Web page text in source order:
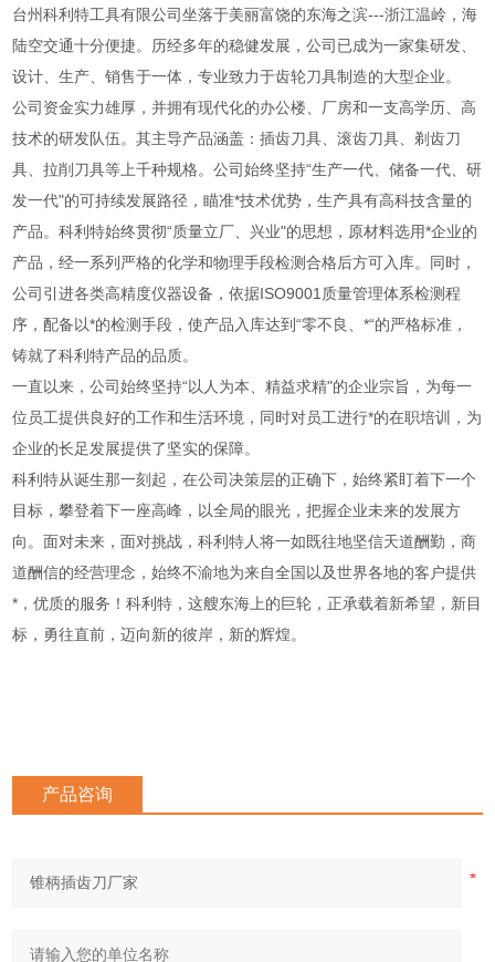
台州科利特工具有限公司坐落于美丽富饶的东海之滨---浙江温岭，海
陆空交通十分便捷。历经多年的稳健发展，公司已成为一家集研发、
设计、生产、销售于一体，专业致力于齿轮刀具制造的大型企业。
公司资金实力雄厚，并拥有现代化的办公楼、厂房和一支高学历、高
技术的研发队伍。其主导产品涵盖：插齿刀具、滚齿刀具、剃齿刀
具、拉削刀具等上千种规格。公司始终坚持“生产一代、储备一代、研
发一代"的可持续发展路径，瞄准*技术优势，生产具有高科技含量的
产品。科利特始终贯彻“质量立厂、兴业"的思想，原材料选用*企业的
产品，经一系列严格的化学和物理手段检测合格后方可入库。同时，
公司引进各类高精度仪器设备，依据ISO9001质量管理体系检测程
序，配备以*的检测手段，使产品入库达到“零不良、*“的严格标准，
铸就了科利特产品的品质。
一直以来，公司始终坚持“以人为本、精益求精"的企业宗旨，为每一
位员工提供良好的工作和生活环境，同时对员工进行*的在职培训，为
企业的长足发展提供了坚实的保障。
科利特从诞生那一刻起，在公司决策层的正确下，始终紧盯着下一个
目标，攀登着下一座高峰，以全局的眼光，把握企业未来的发展方
向。面对未来，面对挑战，科利特人将一如既往地坚信天道酬勤，商
道酬信的经营理念，始终不渝地为来自全国以及世界各地的客户提供
*，优质的服务！科利特，这艘东海上的巨轮，正承载着新希望，新目
标，勇往直前，迈向新的彼岸，新的辉煌。
产品咨询